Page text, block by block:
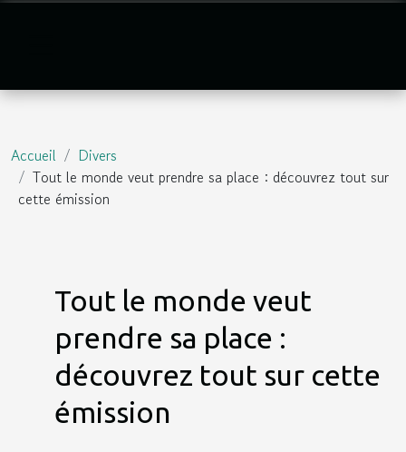
Accueil
Divers
Tout le monde veut prendre sa place : découvrez tout sur
cette émission
Tout le monde veut
prendre sa place :
découvrez tout sur cette
émission